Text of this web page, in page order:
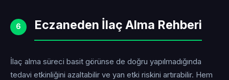
6 Eczaneden İlaç Alma Rehberi
İlaç alma süreci basit görünse de doğru yapılmadığında
tedavi etkinliğini azaltabilir ve yan etki riskini artırabilir. Hem